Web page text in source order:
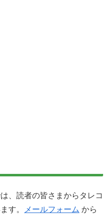
、読者の皆さまからタレコ
す。
メールフォーム から